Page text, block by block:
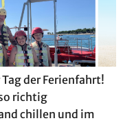
der Ferienfahrt!
richtig
chillen und im